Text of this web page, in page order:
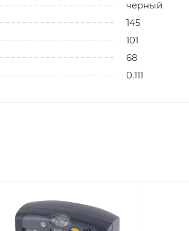
черный
145
101
68
0.111